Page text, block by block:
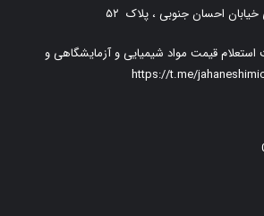
احسان جنوبی ، پلاک ۵۲
استعلام قیمت مواد شیمیایی و آزمایشگاهی و
https://t.me/